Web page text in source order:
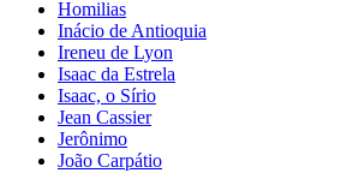
Homilias
Inácio de Antioquia
Ireneu de Lyon
Isaac da Estrela
Isaac, o Sírio
Jean Cassier
Jerônimo
João Carpátio